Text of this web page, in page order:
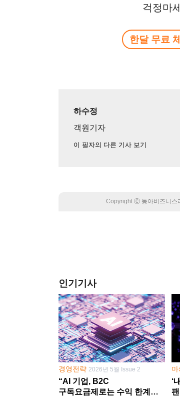
걱정마
한달 무료
하수정
객원기자
이 필자의 다른 기사 보기
Copyright Ⓒ 동아비즈니스
인기기사
경영전략 2026년 5월 Issue 2
“AI 기업, B2C
구독요금제로는 수익 한계
‘